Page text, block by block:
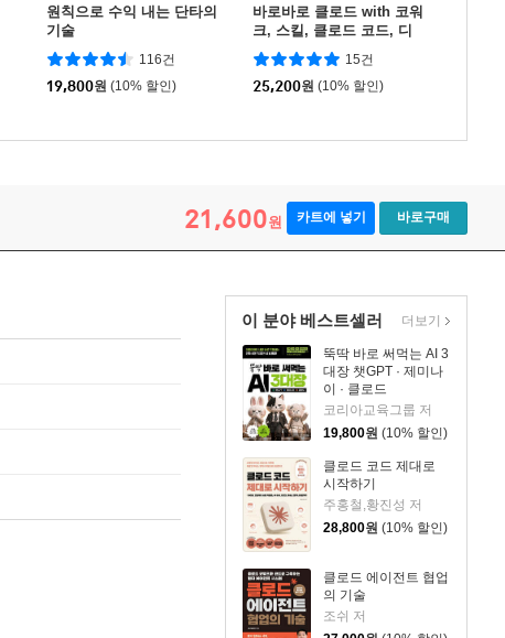
원칙으로 수익 내는 단타의
기술
116건
19,800원 (10% 할인)
바로바로 클로드 with 코워
크, 스킬, 클로드 코드, 디
자인
15건
25,200원 (10% 할인)
21,600원 카트에 넣기 바로구매
이 분야 베스트셀러
뚝딱 바로 써먹는 AI 3
대장 챗GPT · 제미나
이 · 클로드
코리아교육그룹 저
19,800원 (10% 할인)
클로드 코드 제대로
시작하기
주홍철,황진성 저
28,800원 (10% 할인)
클로드 에이전트 협업
의 기술
조쉬 저
더보기